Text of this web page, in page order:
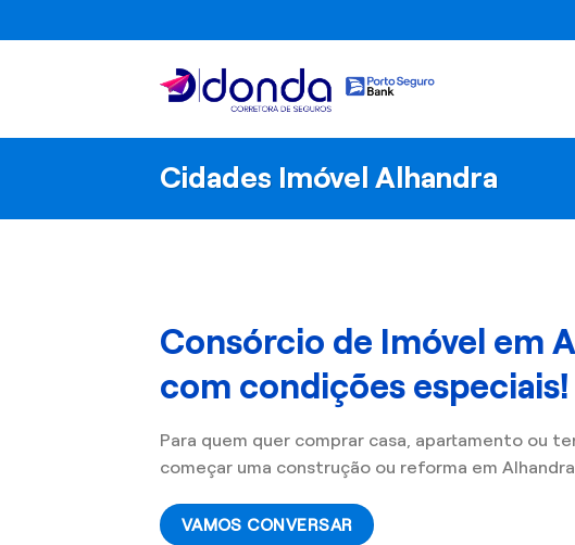
to
Cidades Imóvel Alhandra
Consórcio de Imóvel em
com condições especiais!
Para quem quer comprar casa, apartamento ou
começar uma construção ou reforma em
VAMOS CONVERSAR